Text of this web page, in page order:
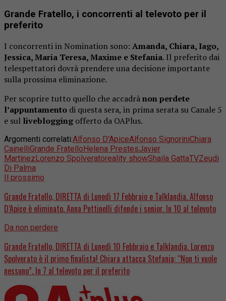
Grande Fratello, i concorrenti al televoto per il
preferito
I concorrenti in Nomination sono: Amanda, Chiara, Iago,
Jessica, Maria Teresa, Maxime e Stefania. Il preferito dai
telespettatori dovrà prendere una decisione importante
sulla prossima eliminazione.
Per scoprire tutto quello che accadrànon perdete
l’appuntamento di questa sera, in prima serata su Canale 5
e sul livebloggingofferto da OAPlus.
Argomenti correlati:Alfonso D'ApiceAlfonso SignoriniChiara
CainelliGrande FratelloHelena PrestesJavier
MartinezLorenzo Spolveratoreality showShaila GattaTVZeudi
Di Palma
Il prossimo
Grande Fratello, DIRETTA di Lunedì 17 Febbraio e Talklandia. Alfonso
D’Apice è eliminato. Anna Pettinelli difende i senior. In 10 al televoto
Da non perdere
Grande Fratello, DIRETTA di Lunedì 10 Febbraio e Talklandia. Lorenzo
Spolverato è il primo finalista! Chiara attacca Stefania: “Non ti vuole
nessuno”. In 7 al televoto per il preferito